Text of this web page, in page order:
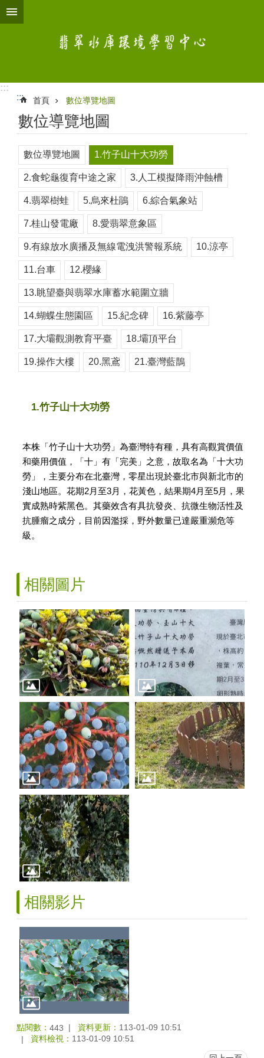
跳到主要內容區塊
:::
:::
首頁 數位導覽地圖
數位導覽地圖
數位導覽地圖 1.竹子山十大功勞
2.食蛇龜復育中途之家 3.人工模擬降雨沖蝕槽
4.翡翠樹蛙 5.烏來杜鵑 6.綜合氣象站
7.桂山發電廠 8.愛翡翠意象區
9.有線放水廣播及無線電洩洪警報系統 10.涼亭
11.台車 12.櫻緣
13.眺望臺與翡翠水庫蓄水範圍立牆
14.蝴蝶生態園區 15.紀念碑 16.紫藤亭
17.大壩觀測教育平臺 18.壩頂平台
19.操作大樓 20.黑鳶 21.臺灣藍鵲
1.竹子山十大功勞
本株「竹子山十大功勞」為臺灣特有種，具有高觀賞價值
和藥用價值，「十」有「完美」之意，故取名為「十大功
勞」，主要分布在北臺灣，零星出現於臺北市與新北市的
淺山地區。花期2月至3月，花黃色，結果期4月至5月，果
實成熟時紫黑色。其藥效含有具抗發炎、抗微生物活性及
抗腫瘤之成分，目前因濫採，野外數量已達嚴重瀕危等
級。
相關圖片
相關影片
點閱數： 443 資料更新： 113-01-09 10:51
資料檢視： 113-01-09 10:51